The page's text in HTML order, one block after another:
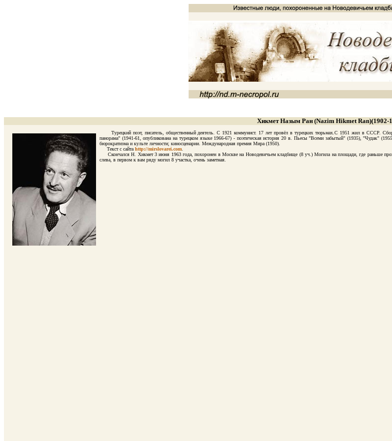
Хикмет Назым Ран (Nazim Hikmet Ran)(1902-
Турецкий поэт, писатель, общественный деятель. С 1921 коммунист. 17 лет провёл в турецких тюрьмах.С 1951 жил в СССР.
панорама" (1941-61, опубликована на турецком языке 1966-67) - поэтическая история 20 в. Пьесы "Всеми забытый" (1935), "Чудак"
бюрократизма и культе личности; киносценарии. Международная премия Мира (1950).
Текст с сайта http://mirslovarei.com
Скончался Н. Хикмет 3 июня 1963 года, похоронен в Москве на Новодевичьем кладбище (8 уч.) Могила на площади, где раньше
слева, в первом к вам ряду могил 8 участка, очень заметная.